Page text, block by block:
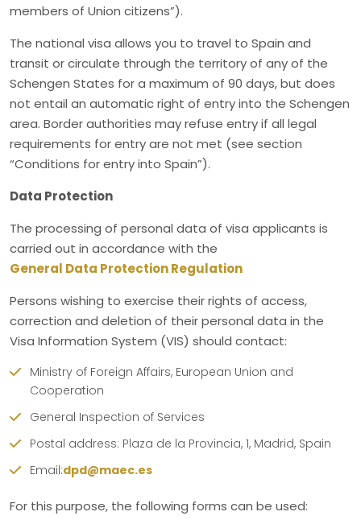
members of Union citizens”).
The national visa allows you to travel to Spain and
transit or circulate through the territory of any of the
Schengen States for a maximum of 90 days, but does
not entail an automatic right of entry into the Schengen
area. Border authorities may refuse entry if all legal
requirements for entry are not met (see section
“Conditions for entry into Spain”).
Data Protection
The processing of personal data of visa applicants is
carried out in accordance with the
General Data Protection Regulation
Persons wishing to exercise their rights of access,
correction and deletion of their personal data in the
Visa Information System (VIS) should contact:
Ministry of Foreign Affairs, European Union and
Cooperation
General Inspection of Services
Postal address: Plaza de la Provincia, 1, Madrid, Spain
Email:dpd@maec.es
For this purpose, the following forms can be used: